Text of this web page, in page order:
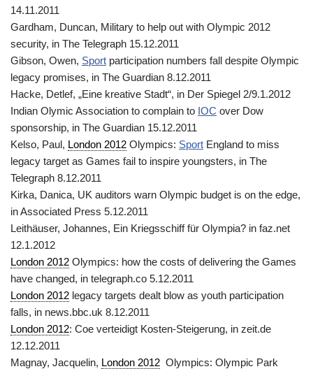
14.11.2011
Gardham, Duncan, Military to help out with Olympic 2012
security, in The Telegraph 15.12.2011
Gibson, Owen, Sport participation numbers fall despite Olympic
legacy promises, in The Guardian 8.12.2011
Hacke, Detlef, „Eine kreative Stadt“, in Der Spiegel 2/9.1.2012
Indian Olymic Association to complain to IOC over Dow
sponsorship, in The Guardian 15.12.2011
Kelso, Paul, London 2012 Olympics: Sport England to miss
legacy target as Games fail to inspire youngsters, in The
Telegraph 8.12.2011
Kirka, Danica, UK auditors warn Olympic budget is on the edge,
in Associated Press 5.12.2011
Leithäuser, Johannes, Ein Kriegsschiff für Olympia? in faz.net
12.1.2012
London 2012 Olympics: how the costs of delivering the Games
have changed, in telegraph.co 5.12.2011
London 2012 legacy targets dealt blow as youth participation
falls, in news.bbc.uk 8.12.2011
London 2012: Coe verteidigt Kosten-Steigerung, in zeit.de
12.12.2011
Magnay, Jacquelin, London 2012 Olympics: Olympic Park